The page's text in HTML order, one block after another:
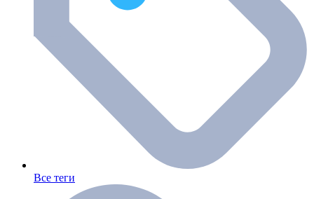
Все теги